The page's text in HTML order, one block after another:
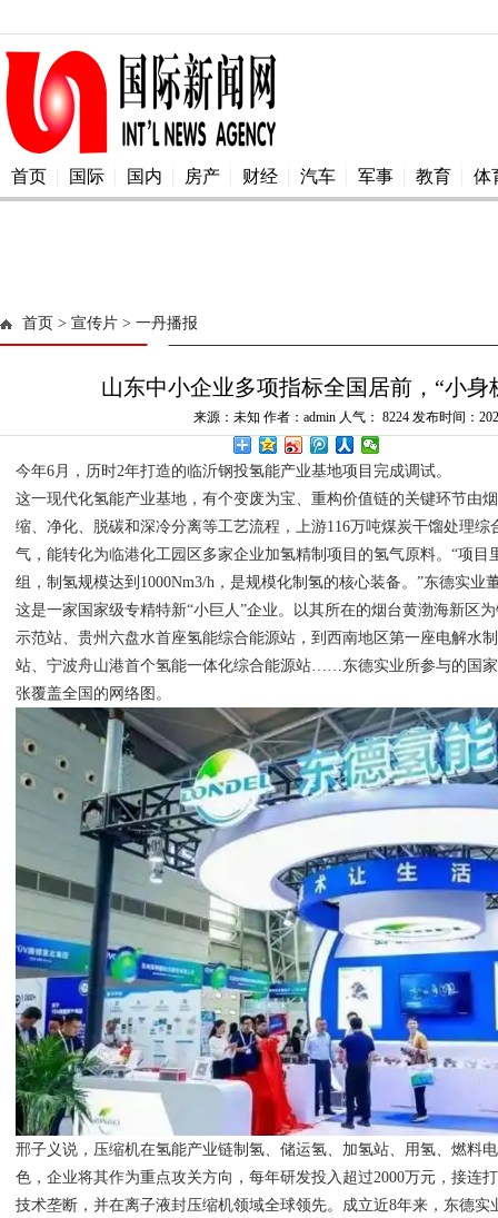
首页 国际 国内 房产 财经 汽车 军事 教育 体
首页 > 宣传片 > 一丹播报
山东中小企业多项指标全国居前，“小身
来源：未知 作者：admin 人气： 8224 发布时间：
今年6月，历时2年打造的临沂钢投氢能产业基地项目完成调试。
这一现代化氢能产业基地，有个变废为宝、重构价值链的关键环节由
缩、净化、脱碳和深冷分离等工艺流程，上游116万吨煤炭干馏处理
气，能转化为临港化工园区多家企业加氢精制项目的氢气原料。“项目
组，制氢规模达到1000Nm3/h，是规模化制氢的核心装备。”东德实业
这是一家国家级专精特新“小巨人”企业。以其所在的烟台黄渤海新区
示范站、贵州六盘水首座氢能综合能源站，到西南地区第一座电解水
站、宁波舟山港首个氢能一体化综合能源站……东德实业所参与的国
张覆盖全国的网络图。
邢子义说，压缩机在氢能产业链制氢、储运氢、加氢站、用氢、燃料
色，企业将其作为重点攻关方向，每年研发投入超过2000万元，接连
技术垄断，并在离子液封压缩机领域全球领先。成立近8年来，东德实